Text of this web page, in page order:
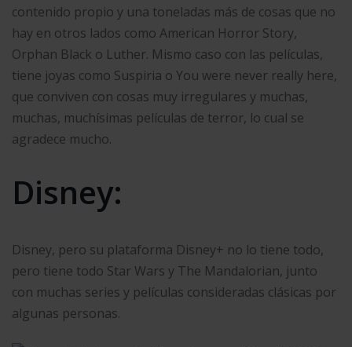
contenido propio y una toneladas más de cosas que no
hay en otros lados como American Horror Story,
Orphan Black o Luther. Mismo caso con las películas,
tiene joyas como Suspiria o You were never really here,
que conviven con cosas muy irregulares y muchas,
muchas, muchísimas películas de terror, lo cual se
agradece mucho.
Disney:
Disney, pero su plataforma Disney+ no lo tiene todo,
pero tiene todo Star Wars y The Mandalorian, junto
con muchas series y películas consideradas clásicas por
algunas personas.